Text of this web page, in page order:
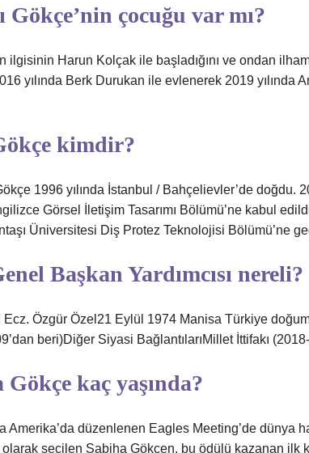
Gökçe’nin çocuğu var mı?
ilgisinin Harun Kolçak ile başladığını ve ondan ilham
yılında Berk Durukan ile evlenerek 2019 yılında
kimdir?
1996 yılında İstanbul / Bahçelievler’de doğdu.
Görsel İletişim Tasarımı Bölümü’ne kabul
Üniversitesi Diş Protez Teknolojisi Bölümü’ne
Başkan Yardımcısı nereli?
Ecz. Özgür Özel21 Eylül 1974 Manisa Türkiye
beri)Diğer Siyasi BağlantılarıMillet İttifakı
Gökçe kaç yaşında?
Amerika’da düzenlenen Eagles Meeting’de dünya
seçilen Sabiha Gökçen, bu ödülü kazanan ilk